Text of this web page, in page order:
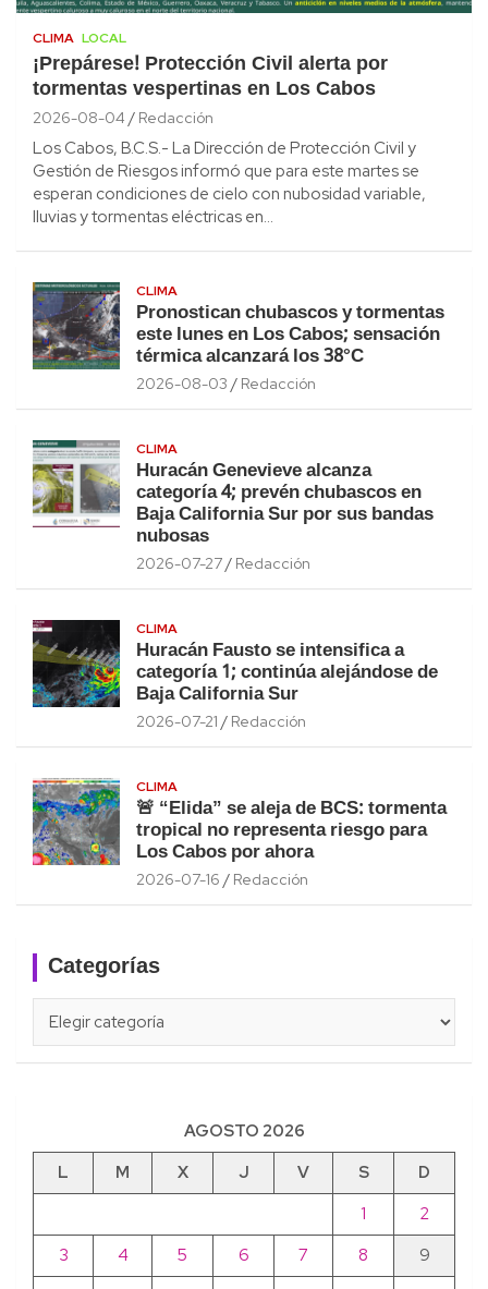
CLIMA LOCAL
¡Prepárese! Protección Civil alerta por
tormentas vespertinas en Los Cabos
2026-08-04 Redacción
Los Cabos, B.C.S.- La Dirección de Protección Civil y
Gestión de Riesgos informó que para este martes se
esperan condiciones de cielo con nubosidad variable,
lluvias y tormentas eléctricas en…
CLIMA
Pronostican chubascos y tormentas
este lunes en Los Cabos; sensación
térmica alcanzará los 38°C
2026-08-03 Redacción
CLIMA
Huracán Genevieve alcanza
categoría 4; prevén chubascos en
Baja California Sur por sus bandas
nubosas
2026-07-27 Redacción
CLIMA
Huracán Fausto se intensifica a
categoría 1; continúa alejándose de
Baja California Sur
2026-07-21 Redacción
CLIMA
🚨 “Elida” se aleja de BCS: tormenta
tropical no representa riesgo para
Los Cabos por ahora
2026-07-16 Redacción
Categorías
AGOSTO 2026
L
M X J V S
D
1
2
3
4 5 6 7 8
9